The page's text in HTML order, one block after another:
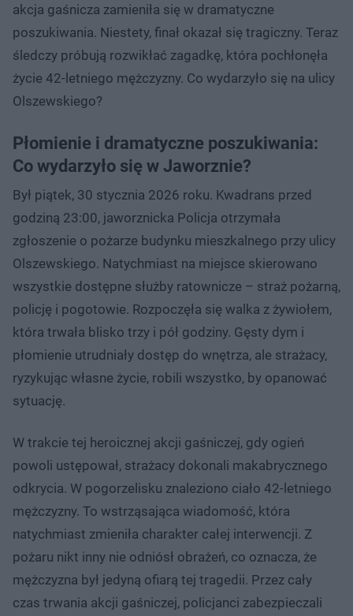
akcja gaśnicza zamieniła się w dramatyczne
poszukiwania. Niestety, finał okazał się tragiczny. Teraz
śledczy próbują rozwikłać zagadkę, która pochłonęła
życie 42-letniego mężczyzny. Co wydarzyło się na ulicy
Olszewskiego?
Płomienie i dramatyczne poszukiwania:
Co wydarzyło się w Jaworznie?
Był piątek, 30 stycznia 2026 roku. Kwadrans przed
godziną 23:00, jaworznicka Policja otrzymała
zgłoszenie o pożarze budynku mieszkalnego przy ulicy
Olszewskiego. Natychmiast na miejsce skierowano
wszystkie dostępne służby ratownicze – straż pożarną,
policję i pogotowie. Rozpoczęła się walka z żywiołem,
która trwała blisko trzy i pół godziny. Gęsty dym i
płomienie utrudniały dostęp do wnętrza, ale strażacy,
ryzykując własne życie, robili wszystko, by opanować
sytuację.
W trakcie tej heroicznej akcji gaśniczej, gdy ogień
powoli ustępował, strażacy dokonali makabrycznego
odkrycia. W pogorzelisku znaleziono ciało 42-letniego
mężczyzny. To wstrząsająca wiadomość, która
natychmiast zmieniła charakter całej interwencji. Z
pożaru nikt inny nie odniósł obrażeń, co oznacza, że
mężczyzna był jedyną ofiarą tej tragedii. Przez cały
czas trwania akcji gaśniczej, policjanci zabezpieczali